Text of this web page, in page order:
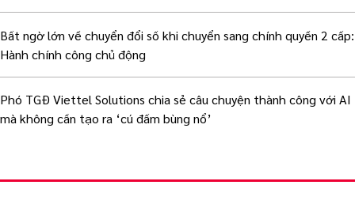
Bất ngờ lớn về chuyển đổi số khi chuyển sang chính quyền 2 cấp:
Hành chính công chủ động
Phó TGĐ Viettel Solutions chia sẻ câu chuyện thành công với AI
mà không cần tạo ra ‘cú đấm bùng nổ’